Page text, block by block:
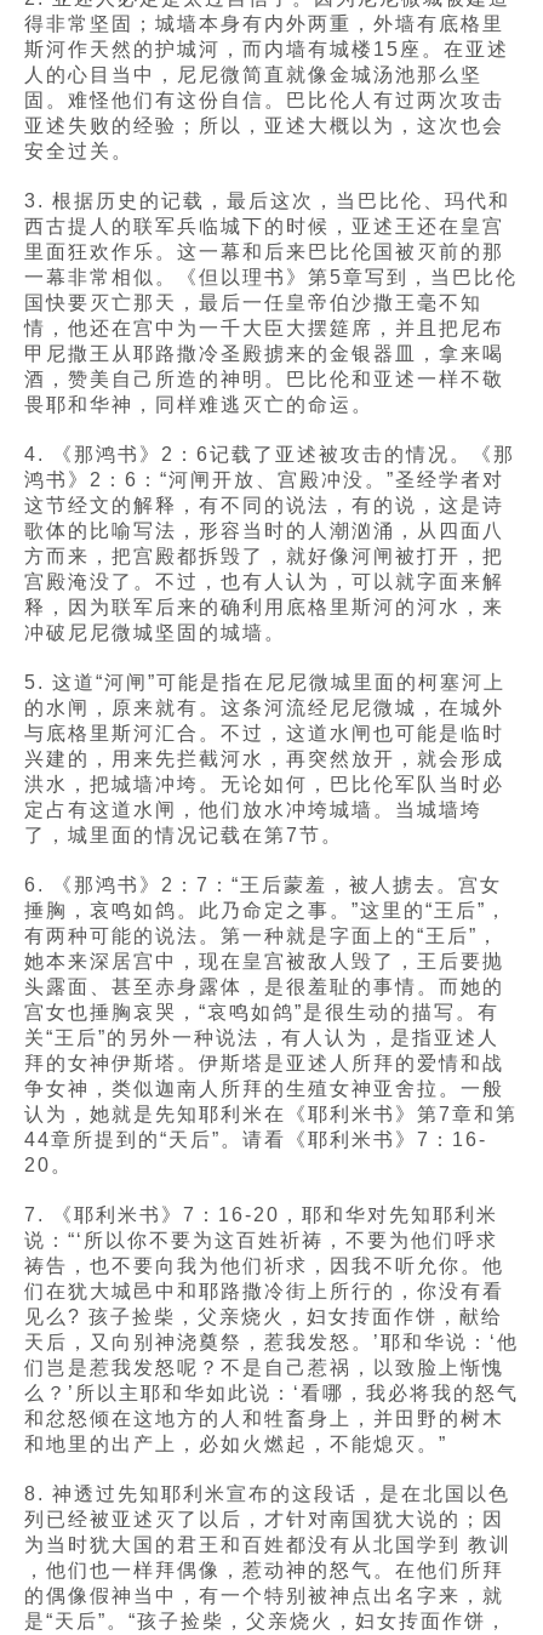
得非常坚固；城墙本身有内外两重，外墙有底格里
斯河作天然的护城河，而内墙有城楼15座。在亚述
人的心目当中，尼尼微简直就像金城汤池那么坚
固。难怪他们有这份自信。巴比伦人有过两次攻击
亚述失败的经验；所以，亚述大概以为，这次也会
安全过关。
3. 根据历史的记载，最后这次，当巴比伦、玛代和
西古提人的联军兵临城下的时候，亚述王还在皇宫
里面狂欢作乐。这一幕和后来巴比伦国被灭前的那
一幕非常相似。《但以理书》第5章写到，当巴比伦
国快要灭亡那天，最后一任皇帝伯沙撒王毫不知
情，他还在宫中为一千大臣大摆筵席，并且把尼布
甲尼撒王从耶路撒冷圣殿掳来的金银器皿，拿来喝
酒，赞美自己所造的神明。巴比伦和亚述一样不敬
畏耶和华神，同样难逃灭亡的命运。
4. 《那鸿书》2：6记载了亚述被攻击的情况。《那
鸿书》2：6：“河闸开放、宫殿冲没。”圣经学者对
这节经文的解释，有不同的说法，有的说，这是诗
歌体的比喻写法，形容当时的人潮汹涌，从四面八
方而来，把宫殿都拆毁了，就好像河闸被打开，把
宫殿淹没了。不过，也有人认为，可以就字面来解
释，因为联军后来的确利用底格里斯河的河水，来
冲破尼尼微城坚固的城墙。
5. 这道“河闸”可能是指在尼尼微城里面的柯塞河上
的水闸，原来就有。这条河流经尼尼微城，在城外
与底格里斯河汇合。不过，这道水闸也可能是临时
兴建的，用来先拦截河水，再突然放开，就会形成
洪水，把城墙冲垮。无论如何，巴比伦军队当时必
定占有这道水闸，他们放水冲垮城墙。当城墙垮
了，城里面的情况记载在第7节。
6. 《那鸿书》2：7：“王后蒙羞，被人掳去。宫女
捶胸，哀鸣如鸽。此乃命定之事。”这里的“王后”，
有两种可能的说法。第一种就是字面上的“王后”，
她本来深居宫中，现在皇宫被敌人毁了，王后要抛
头露面、甚至赤身露体，是很羞耻的事情。而她的
宫女也捶胸哀哭，“哀鸣如鸽”是很生动的描写。有
关“王后”的另外一种说法，有人认为，是指亚述人
拜的女神伊斯塔。伊斯塔是亚述人所拜的爱情和战
争女神，类似迦南人所拜的生殖女神亚舍拉。一般
认为，她就是先知耶利米在《耶利米书》第7章和第
44章所提到的“天后”。请看《耶利米书》7：16-
20。
7. 《耶利米书》7：16-20，耶和华对先知耶利米
说：“‘所以你不要为这百姓祈祷，不要为他们呼求
祷告，也不要向我为他们祈求，因我不听允你。他
们在犹大城邑中和耶路撒冷街上所行的，你没有看
见么? 孩子捡柴，父亲烧火，妇女抟面作饼，献给
天后，又向别神浇奠祭，惹我发怒。’耶和华说：‘他
们岂是惹我发怒呢？不是自己惹祸，以致脸上惭愧
么？’所以主耶和华如此说：‘看哪，我必将我的怒气
和忿怒倾在这地方的人和牲畜身上，并田野的树木
和地里的出产上，必如火燃起，不能熄灭。”
8. 神透过先知耶利米宣布的这段话，是在北国以色
列已经被亚述灭了以后，才针对南国犹大说的；因
为当时犹大国的君王和百姓都没有从北国学到 教训
，他们也一样拜偶像，惹动神的怒气。在他们所拜
的偶像假神当中，有一个特别被神点出名字来，就
是“天后”。“孩子捡柴，父亲烧火，妇女抟面作饼，